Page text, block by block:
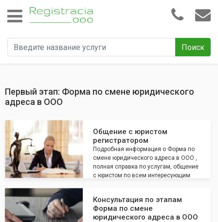
Поиск
Первый этап: Форма по смене юридического
адреса в ООО
Общение с юристом
регистратором
Подробная информация о Форма по
смене юридического адреса в ООО ,
полная справка по услугам, общение
с юристом по всем интересующим
Консультация по этапам
Форма по смене
юридического адреса в ООО